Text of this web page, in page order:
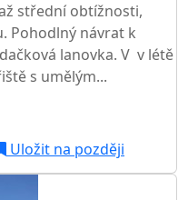
střední obtížnosti,
Pohodlný návrat k
lanovka. V v létě
s umělým...
Uložit na později